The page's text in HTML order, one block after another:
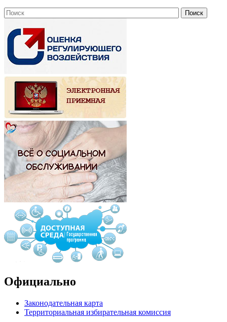
Официально
Законодательная карта
Территориальная избирательная комиссия